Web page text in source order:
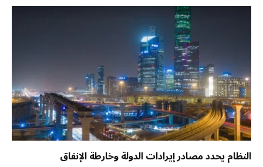
النظام يحدد مصادر إيرادات الدولة وخارطة الإنفاق